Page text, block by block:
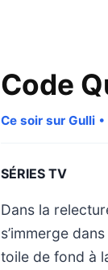
Code
Ce soir sur Gulli
SÉRIES TV
Dans la
s’immerge
toile de fond à